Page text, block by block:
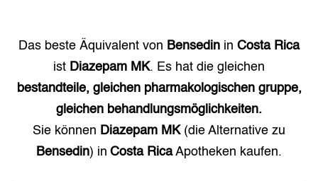
Das beste Äquivalent von Bensedin in Costa Rica
ist Diazepam MK. Es hat die gleichen
bestandteile, gleichen pharmakologischen gruppe,
gleichen behandlungsmöglichkeiten.
Sie können Diazepam MK(die Alternative zu
Bensedin) in Costa RicaApotheken kaufen.